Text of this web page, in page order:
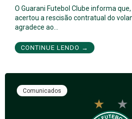
O Guarani Futebol Clube informa
acertou a rescisão contratual do
agradece ao…
CONTINUE LENDO →
Comunicados